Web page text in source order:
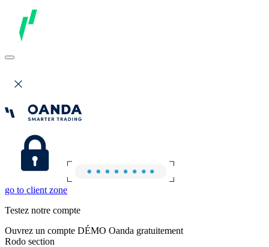
go to client zone
Testez notre compte
Ouvrez un compte DÉMO Oanda gratuitement
Rodo section